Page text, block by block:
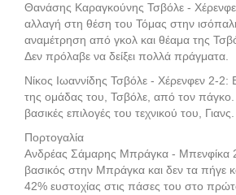
Θανάσης Καραγκούνης Τσβόλε -
αλλαγή στη θέση του Τόμας στην
αναμέτρηση από γκολ και θέαμα της
Δεν πρόλαβε να δείξει πολλά πράγματα.
Νίκος Ιωαννίδης Τσβόλε - Χέρενφεν 2-2:
της ομάδας του, Τσβόλε, από τον πάγκο.
βασικές επιλογές του τεχνικού του, Γιανς.
Πορτογαλία
Ανδρέας Σάμαρης Μπράγκα - Μπενφίκα
βασικός στην Μπράγκα και δεν τα πήγε
42% ευστοχίας στις πάσες του στο